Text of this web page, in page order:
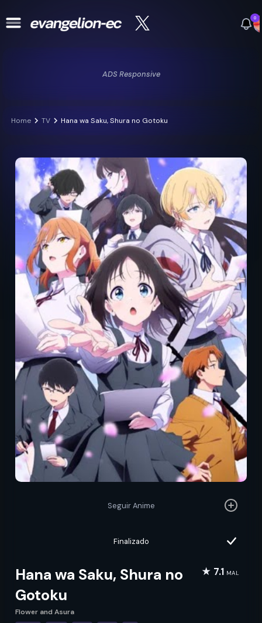
0
ADS Responsive
Home TV Hana wa Saku, Shura no Gotoku
Seguir Anime
Finalizado
★ 7.1 MAL
Hana wa Saku, Shura no
Gotoku
Flower and Asura